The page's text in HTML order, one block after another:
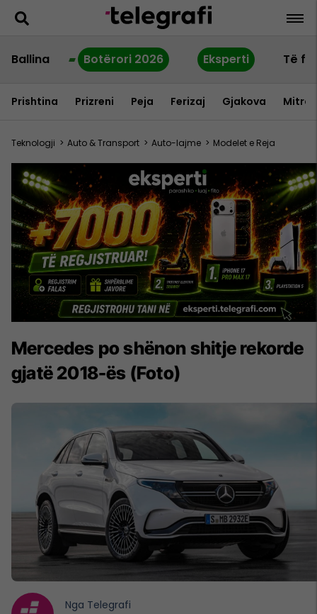
Ballina Botërori 2026 Eksperti Të
Prishtina Prizreni Peja Ferizaj Gjakova
Teknologji > Auto & Transport > Auto-lajme > Modelet e Reja
Mercedes po shënon shitje rekorde
gjatë 2018-ës (Foto)
Nga Telegrafi